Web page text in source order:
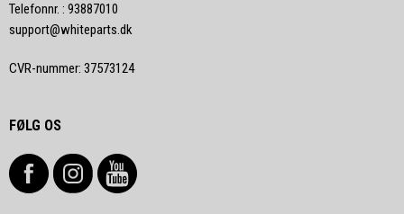
Telefonnr. : 93887010
support@whiteparts.dk
CVR-nummer: 37573124
FØLG OS